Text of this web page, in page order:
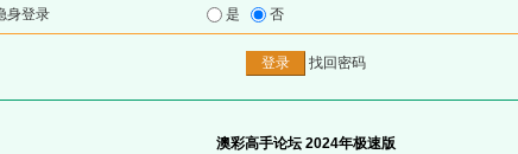
身登录 是 否
找回密码
澳彩高手论坛 2024年极速版